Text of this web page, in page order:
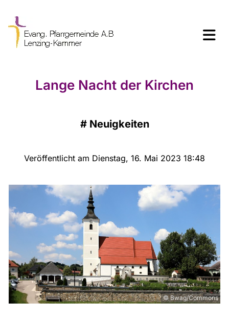
Lange Nacht der Kirchen
# Neuigkeiten
Veröffentlicht am Dienstag, 16. Mai 2023 18:48
© Bwag/Commons